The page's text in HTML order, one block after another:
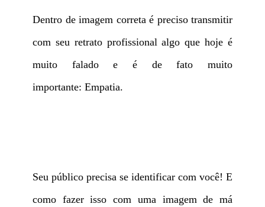
Dentro de imagem correta é preciso transmitir
com seu retrato profissional algo que hoje é
muito falado e é de fato muito
importante: Empatia.
Seu público precisa se identificar com você! E
como fazer isso com uma imagem de má